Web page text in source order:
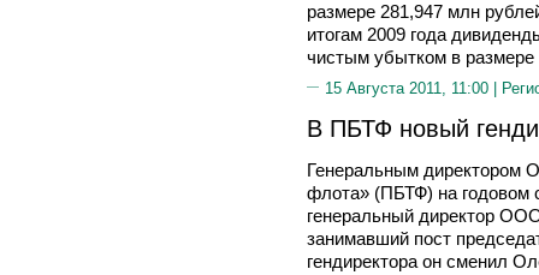
размере 281,947 млн
итогам 2009 года
чистым убытком в
15 Августа 2011, 11:00 |
В ПБТФ новый
Генеральным директором
флота» (ПБТФ) на годовом
генеральный директор
занимавший пост
гендиректора он сменил